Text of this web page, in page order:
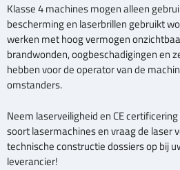
Klasse 4 machines mogen alleen
bescherming en laserbrillen gebruikt
werken met hoog vermogen
brandwonden, oogbeschadigingen en
hebben voor de operator van de
omstanders.
Neem laserveiligheid en CE
soort lasermachines en vraag de laser
technische constructie dossiers op bij
leverancier!